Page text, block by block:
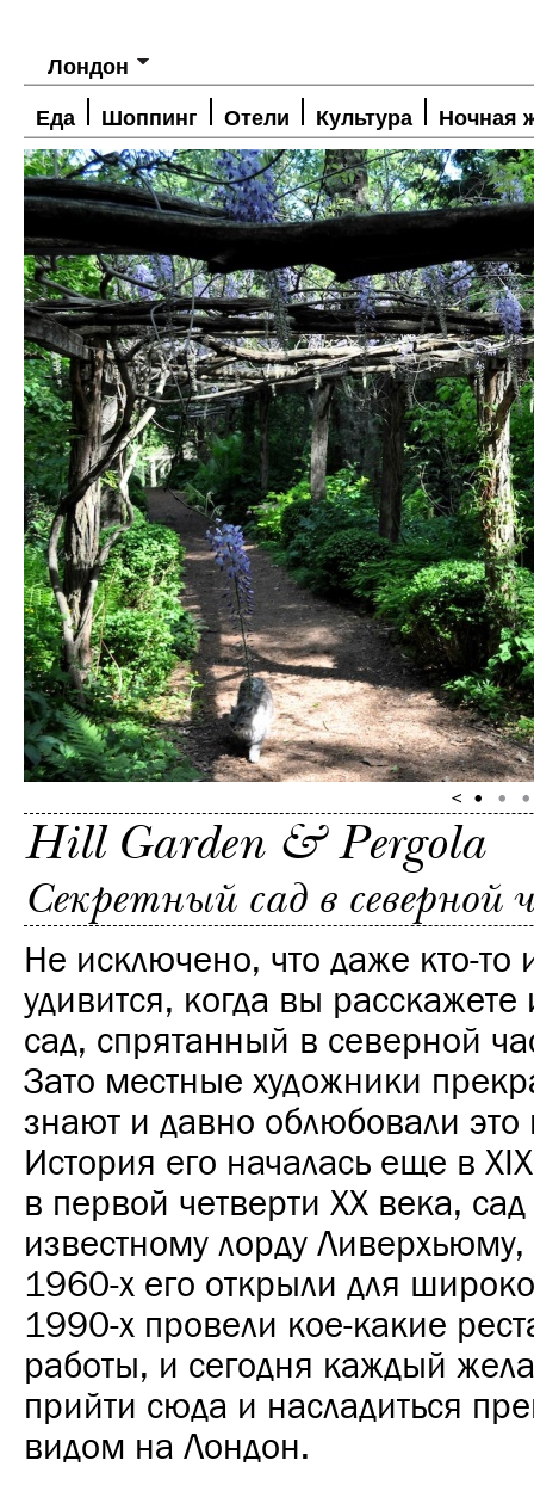
Лондон
Еда Шоппинг Отели Культура Ночная
Hill Garden & Pergola
Секретный сад в
Не исключено, что даже кто-то
удивится, когда вы расскажете
сад, спрятанный в северной
Зато местные художники
знают и давно облюбовали это
История его началась еще в
в первой четверти ХХ века,
известному лорду
1960-х его открыли для
1990-х провели кое-какие
работы, и сегодня каждый
прийти сюда и насладиться
видом на Лондон.